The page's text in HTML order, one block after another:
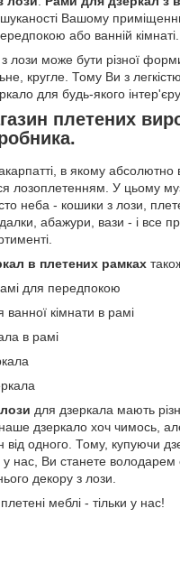
Вашому
або ванній кімнаті.
з лози може бути різної
кругле. Тому Ви з
для будь-якого
плетених
в якому абсолютно
лозоплетенням. У цьому
неба - кошики з лози,
абажури, вази - і все
в плетених рамках
для передпокою
ванної кімнати в рамі
в рамі
для дзеркала мають
дзеркало хоч чимось,
від одного. Тому, купуючи
у нас, Ви станете володарем
декору з лози.
меблі - тільки у нас!